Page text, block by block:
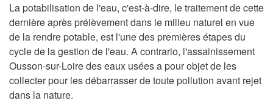
La potabilisation de l'eau, c'est-à-dire, le traitement de cette
dernière après prélèvement dans le milieu naturel en vue
de la rendre potable, est l'une des premières étapes du
cycle de la gestion de l'eau. A contrario, l'assainissement
Ousson-sur-Loire des eaux usées a pour objet de les
collecter pour les débarrasser de toute pollution avant rejet
dans la nature.